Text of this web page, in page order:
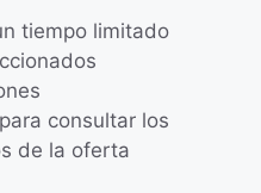
tiempo limitado
consultar los
de la oferta